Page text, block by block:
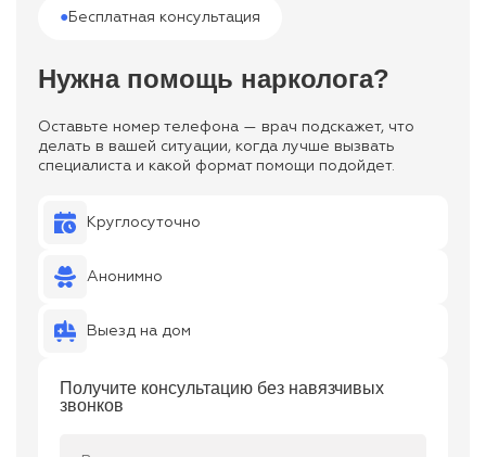
●Бесплатная консультация
Нужна помощь нарколога?
Оставьте номер телефона — врач подскажет, что
делать в вашей ситуации, когда лучше вызвать
специалиста и какой формат помощи подойдет.
Круглосуточно
Анонимно
Выезд на дом
Получите консультацию без навязчивых
звонков